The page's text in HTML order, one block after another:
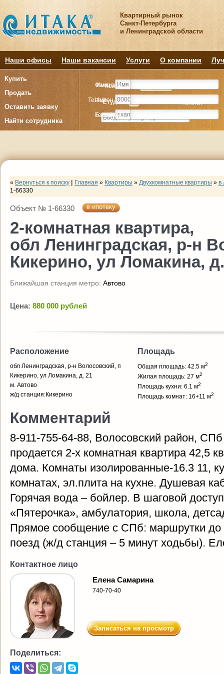
Квартирный рынок
Санкт-Петербурга
и Ленинградской области
Наши офисы Наши вакансии Услуги О компании
Купить
Продать
Оставить заявку
Найти сотрудника
Комнату
Студия Комнат
Комнату
Студия Комнат
Имя
Телефон
E-mail
Фамилия
Имя
Телефон
« Вернуться к поиску Главная » Квартиры » Двухкомнатные квартиры » в
1-66330
Объект № 1-66330 в ипотеку
2-комнатная квартира,
обл Ленинградская, р-н
Кикерино, ул Ломакина,
Ближайшая станция метро: Автово
Цена: 880 000 рублей
Расположение
обл Ленинградская, р-н Волосовский, п
Кикерино, ул Ломакина, д. 21
м. Автово
ж/д станция:Кикерино
Площадь
Общая площадь: 42.5 м2
Жилая площадь: 27 м2
Площадь кухни: 6.1 м2
Площадь комнат: 16+11 м2
Комментарий
8-911-755-64-88, Волосовский район,
продается 2-х комнатная квартира 42,5
дома. Комнаты изолированные-16.3 11,
комнатах, эл.плита на кухне. Душевая
Горячая вода – бойлер. В шаговой
«Пятерочка», амбулатория, школа,
Прямое сообщение с СПб: маршрутки до
поезд (ж/д станция – 5 минут ходьбы).
Контактное лицо
Елена Самарина
740-70-40
Записаться на просмотр
Поделиться: